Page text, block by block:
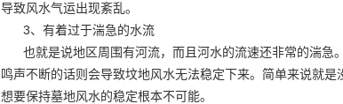
导致风水气运出现紊乱。
3、有着过于湍急的水流
也就是说地区周围有河流，而且河水的流速还非常的湍
鸣声不断的话则会导致坟地风水无法稳定下来。简单来说就
想要保持墓地风水的稳定根本不可能。